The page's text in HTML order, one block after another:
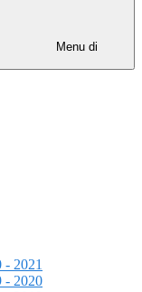
Menu di
2021
- 2020